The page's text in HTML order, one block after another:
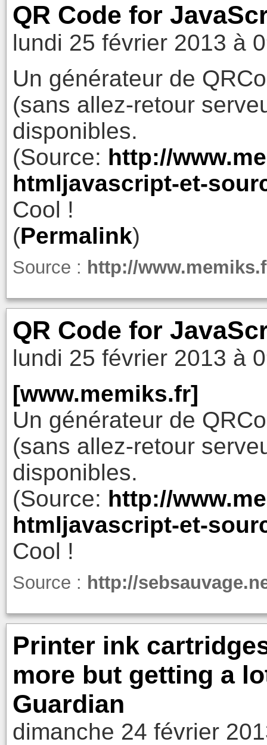
QR Code for
lundi 25 février 2013 à
Un générateur de
(sans allez-retour
disponibles.
(Source: http://
htmljavascript-et-
Cool !
(Permalink)
Source : http://
QR Code for
lundi 25 février 2013 à
[www.memiks.fr]
Un générateur de
(sans allez-retour
disponibles.
(Source: http://
htmljavascript-et-
Cool !
Source : http://
Printer ink
more but getting a
Guardian
dimanche 24 février